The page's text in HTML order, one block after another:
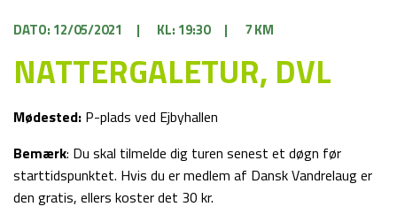
DATO: 12/05/2021 | KL: 19:30 | 7 KM
NATTERGALETUR, DVL
Mødested: P-plads ved Ejbyhallen
Bemærk: Du skal tilmelde dig turen senest et døgn før
starttidspunktet. Hvis du er medlem af Dansk Vandrelaug er
den gratis, ellers koster det 30 kr.